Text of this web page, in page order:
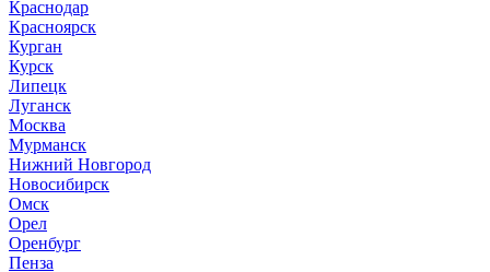
Краснодар
Красноярск
Курган
Курск
Липецк
Луганск
Москва
Мурманск
Нижний Новгород
Новосибирск
Омск
Орел
Оренбург
Пенза